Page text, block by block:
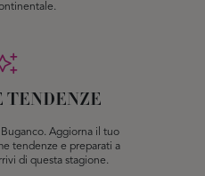
TENDENZE
Aggiorna il tuo
tendenze e preparati a
di questa stagione.